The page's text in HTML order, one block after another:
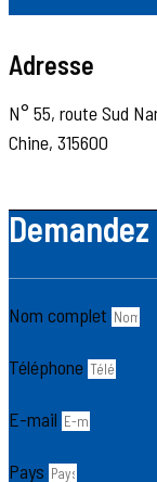
Adresse
N° 55, route Sud
Chine, 315600
Nom complet
Téléphone
E-mail
Pays